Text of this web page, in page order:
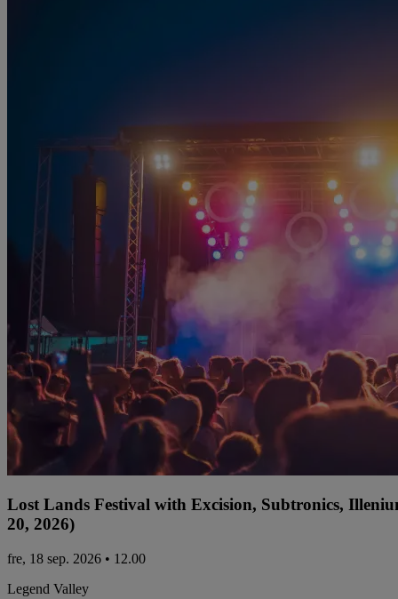
Lost Lands Festival with Excision, Subtronics,
20, 2026)
fre, 18 sep. 2026 • 12.00
Legend Valley